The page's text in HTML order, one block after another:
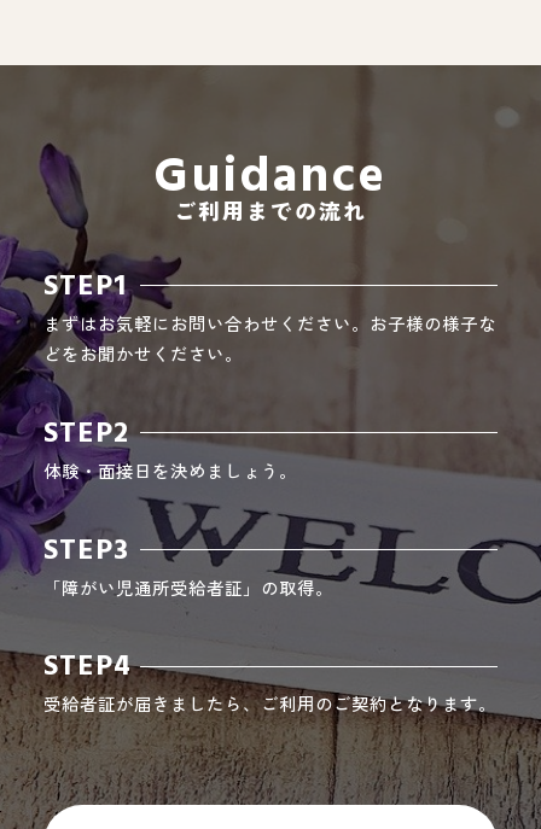
CEO BLOG
Guidance
ご利用までの流れ
STEP1
まずはお気軽にお問い合わせください。お子様の様子な
どをお聞かせください。
STEP2
体験・面接日を決めましょう。
STEP3
「障がい児通所受給者証」の取得。
STEP4
受給者証が届きましたら、ご利用のご契約となります。